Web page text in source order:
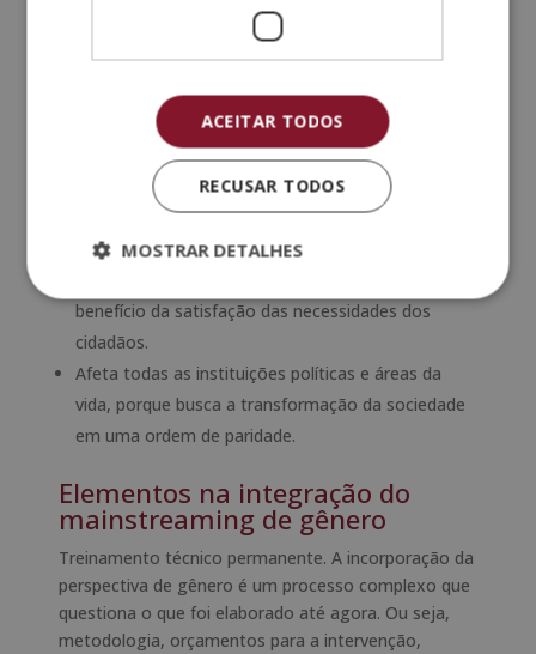
organizacional de acordo com as necessidades e
interesses de homens e mulheres.
É baseado na participação igual na tomada de
É uma intervenção social e uma posição ético-
política que transcende a esfera pública
profissional e influencia a vida daqueles que fazem
parte do processo.
benefício da satisfação das necessidades dos
cidadãos.
Afeta todas as instituições políticas e áreas da
vida, porque busca a transformação da sociedade
em uma ordem de paridade.
Elementos na integração do
mainstreaming de gênero
Treinamento técnico permanente. A incorporação da
perspectiva de gênero é um processo complexo que
questiona o que foi elaborado até agora. Ou seja,
metodologia, orçamentos para a intervenção,
ACEITAR TODOS
RECUSAR TODOS
MOSTRAR DETALHES